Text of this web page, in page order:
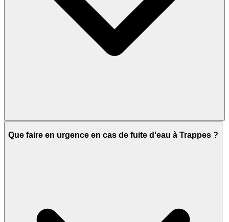
Que faire en urgence en cas de fuite d'eau à Trappes ?